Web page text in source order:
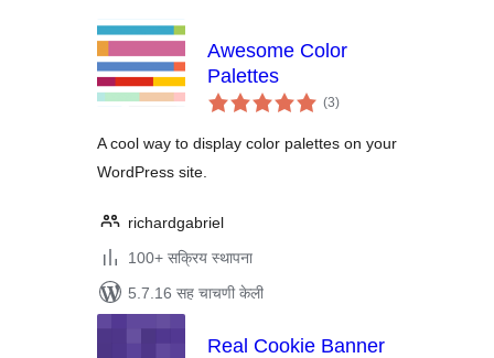
Awesome Color
Palettes
(3एकूण
मूल्यांकन
)
A cool way to display color palettes on your
WordPress site.
richardgabriel
100+ सक्रिय स्थापना
5.7.16 सह चाचणी केली
Real Cookie Banner